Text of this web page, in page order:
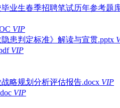
业生春季招聘笔试历年参考题
VIP
患判定标准》解读与宣贯.pptx
VIP
略规划分析评估报告.docx VIP
VIP